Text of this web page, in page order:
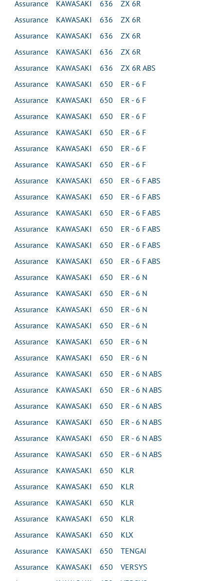
Assurance KAWASAKI 636 ZX 6R
Assurance KAWASAKI 636 ZX 6R
Assurance KAWASAKI 636 ZX 6R
Assurance KAWASAKI 636 ZX 6R
Assurance KAWASAKI 636 ZX 6R ABS
Assurance KAWASAKI 650 ER - 6 F
Assurance KAWASAKI 650 ER - 6 F
Assurance KAWASAKI 650 ER - 6 F
Assurance KAWASAKI 650 ER - 6 F
Assurance KAWASAKI 650 ER - 6 F
Assurance KAWASAKI 650 ER - 6 F
Assurance KAWASAKI 650 ER - 6 F ABS
Assurance KAWASAKI 650 ER - 6 F ABS
Assurance KAWASAKI 650 ER - 6 F ABS
Assurance KAWASAKI 650 ER - 6 F ABS
Assurance KAWASAKI 650 ER - 6 F ABS
Assurance KAWASAKI 650 ER - 6 F ABS
Assurance KAWASAKI 650 ER - 6 N
Assurance KAWASAKI 650 ER - 6 N
Assurance KAWASAKI 650 ER - 6 N
Assurance KAWASAKI 650 ER - 6 N
Assurance KAWASAKI 650 ER - 6 N
Assurance KAWASAKI 650 ER - 6 N
Assurance KAWASAKI 650 ER - 6 N ABS
Assurance KAWASAKI 650 ER - 6 N ABS
Assurance KAWASAKI 650 ER - 6 N ABS
Assurance KAWASAKI 650 ER - 6 N ABS
Assurance KAWASAKI 650 ER - 6 N ABS
Assurance KAWASAKI 650 ER - 6 N ABS
Assurance KAWASAKI 650 KLR
Assurance KAWASAKI 650 KLR
Assurance KAWASAKI 650 KLR
Assurance KAWASAKI 650 KLR
Assurance KAWASAKI 650 KLX
Assurance KAWASAKI 650 TENGAI
Assurance KAWASAKI 650 VERSYS